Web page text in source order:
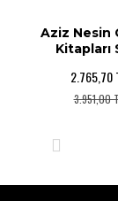
Aziz Nesin
Kitapları
2.765,70
3.951,00